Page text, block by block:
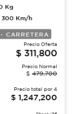
Kg
300 Km/h
CARRETERA
Precio Oferta
$ 311,800
Precio Normal
$ 479,700
Precio total por 4
$ 1,247,200